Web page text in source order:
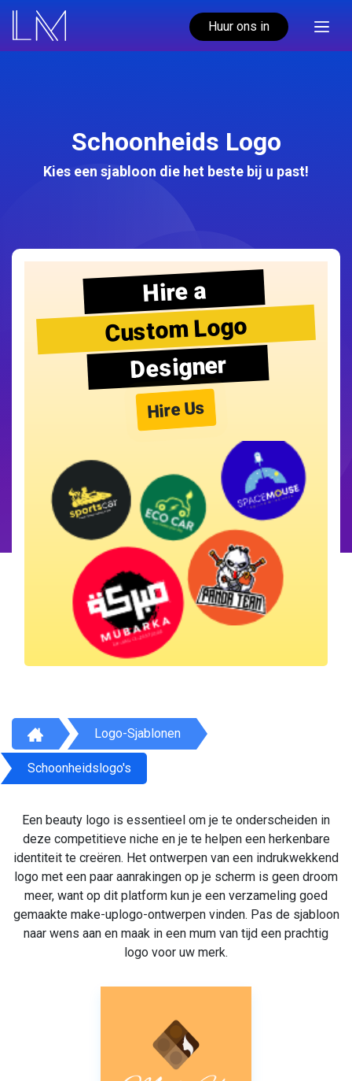
Huur ons in
Schoonheids Logo
Kies een sjabloon die het beste bij u past!
Hire a
Custom Logo
Designer
Hire Us
Logo-Sjablonen
Schoonheidslogo's
Een beauty logo is essentieel om je te onderscheiden in
deze competitieve niche en je te helpen een herkenbare
identiteit te creëren. Het ontwerpen van een indrukwekkend
logo met een paar aanrakingen op je scherm is geen droom
meer, want op dit platform kun je een verzameling goed
gemaakte make-uplogo-ontwerpen vinden. Pas de sjabloon
naar wens aan en maak in een mum van tijd een prachtig
logo voor uw merk.